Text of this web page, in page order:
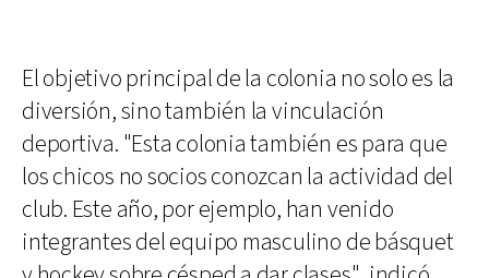
El objetivo principal de la colonia no solo es la
diversión, sino también la vinculación
deportiva. "Esta colonia también es para que
los chicos no socios conozcan la actividad del
club. Este año, por ejemplo, han venido
integrantes del equipo masculino de básquet